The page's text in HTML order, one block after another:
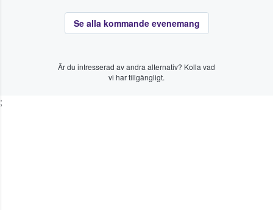
Se alla kommande evenemang
Är du intresserad av andra alternativ? Kolla vad
vi har tillgängligt.
;